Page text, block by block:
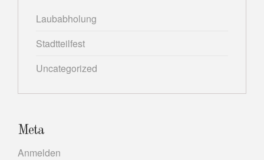
Laubabholung
Stadtteilfest
Uncategorized
Meta
Anmelden